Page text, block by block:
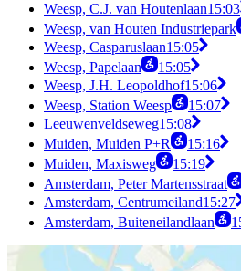
Weesp, C.J. van Houtenlaan15:03
Weesp, van Houten Industriepark
Weesp, Casparuslaan15:05
Weesp, Papelaan
15:05
Weesp, J.H. Leopoldhof15:06
Weesp, Station Weesp
15:07
Leeuwenveldseweg15:08
Muiden, Muiden P+R
15:16
Muiden, Maxisweg
15:19
Amsterdam, Peter Martensstraat
Amsterdam, Centrumeiland15:27
Amsterdam, Buiteneilandlaan